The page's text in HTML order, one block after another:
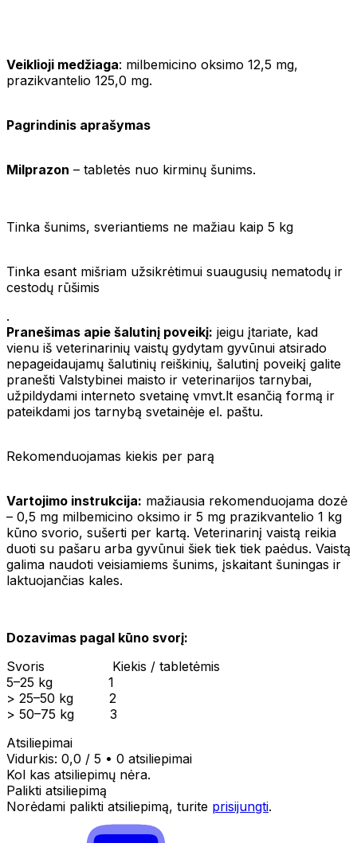
Veiklioji medžiaga: milbemicino oksimo 12,5 mg,
prazikvantelio 125,0 mg.
Pagrindinis aprašymas
Milprazon – tabletės nuo kirminų šunims.
Tinka šunims, sveriantiems ne mažiau kaip 5 kg
Tinka esant mišriam užsikrėtimui suaugusių nematodų ir
cestodų rūšimis
.
Pranešimas apie šalutinį poveikį: jeigu įtariate, kad
vienu iš veterinarinių vaistų gydytam gyvūnui atsirado
nepageidaujamų šalutinių reiškinių, šalutinį poveikį galite
pranešti Valstybinei maisto ir veterinarijos tarnybai,
užpildydami interneto svetainę vmvt.lt esančią formą ir
pateikdami jos tarnybą svetainėje el. paštu.
Rekomenduojamas kiekis per parą
Vartojimo instrukcija: mažiausia rekomenduojama dozė
– 0,5 mg milbemicino oksimo ir 5 mg prazikvantelio 1 kg
kūno svorio, sušerti per kartą. Veterinarinį vaistą reikia
duoti su pašaru arba gyvūnui šiek tiek tiek paėdus. Vaistą
galima naudoti veisiamiems šunims, įskaitant šuningas ir
laktuojančias kales.
Dozavimas pagal kūno svorį:
Svoris Kiekis / tabletėmis
5–25 kg 1
> 25–50 kg 2
> 50–75 kg 3
Atsiliepimai
Vidurkis: 0,0 / 5 • 0 atsiliepimai
Kol kas atsiliepimų nėra.
Palikti atsiliepimą
Norėdami palikti atsiliepimą, turite prisijungti.